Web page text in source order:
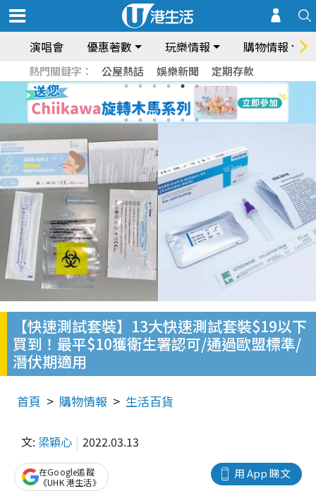
演唱會 優惠著數 玩樂情報 購物情報
熱門關鍵字： 公屋熱話 娛樂新聞 定期存款
【快速測試套裝】13大快速測試套裝$19以下
買到！最平$10獲衛生署認可/通過歐盟標準/
潛伏期適用
首頁 購物情報 生活百貨
文: 梁穎心 2022.03.13
用 App 睇文
在Google追蹤
《UHK 港生活》